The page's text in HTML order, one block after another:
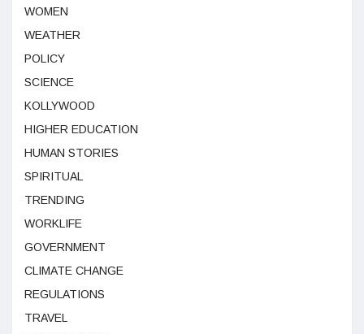
WOMEN
WEATHER
POLICY
SCIENCE
KOLLYWOOD
HIGHER EDUCATION
HUMAN STORIES
SPIRITUAL
TRENDING
WORKLIFE
GOVERNMENT
CLIMATE CHANGE
REGULATIONS
TRAVEL